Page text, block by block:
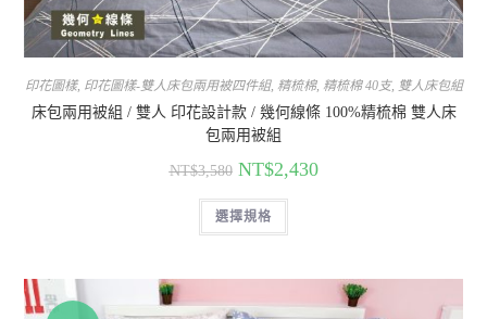
印花圖樣, 印花圖樣-雙人床包兩用被四件組, 精梳棉, 精梳棉 40支, 雙人床包組
床包兩用被組 / 雙人 印花設計款 / 幾何線條 100%精梳棉 雙人床
包兩用被組
NT$3,580 NT$2,430
選擇規格